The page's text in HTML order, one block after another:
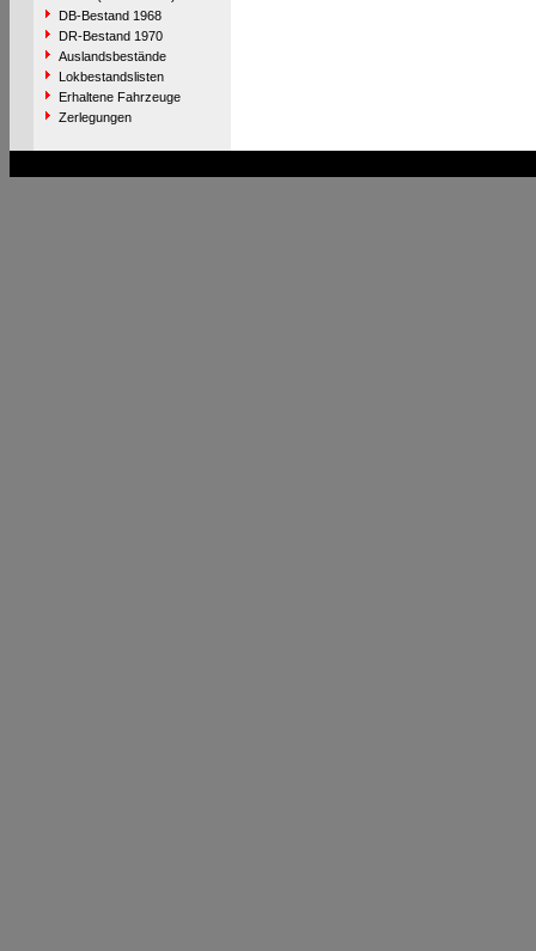
DB-Bestand 1968
DR-Bestand 1970
Auslandsbestände
Lokbestandslisten
Erhaltene Fahrzeuge
Zerlegungen